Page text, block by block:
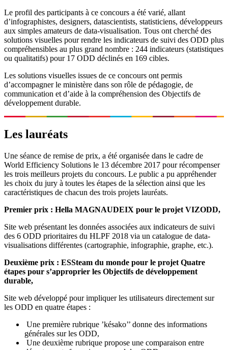
Le profil des participants à ce concours a été varié, allant
d’infographistes, designers, datascientists, statisticiens, développeurs
aux simples amateurs de data-visualisation. Tous ont cherché des
solutions visuelles pour rendre les indicateurs de suivi des ODD plus
compréhensibles au plus grand nombre : 244 indicateurs (statistiques
ou qualitatifs) pour 17 ODD déclinés en 169 cibles.
Les solutions visuelles issues de ce concours ont permis
d’accompagner le ministère dans son rôle de pédagogie, de
communication et d’aide à la compréhension des Objectifs de
développement durable.
Les lauréats
Une séance de remise de prix, a été organisée dans le cadre de
World Efficiency Solutions le 13 décembre 2017 pour récompenser
les trois meilleurs projets du concours. Le public a pu appréhender
les choix du jury à toutes les étapes de la sélection ainsi que les
caractéristiques de chacun des trois projets lauréats.
Premier prix : Hella MAGNAUDEIX pour le projet VIZODD,
Site web présentant les données associées aux indicateurs de suivi
des 6 ODD prioritaires du HLPF 2018 via un catalogue de data-
visualisations différentes (cartographie, infographie, graphe, etc.).
Deuxième prix : ESSteam du monde pour le projet Quatre
étapes pour s’approprier les Objectifs de développement
durable,
Site web développé pour impliquer les utilisateurs directement sur
les ODD en quatre étapes :
Une première rubrique ’késako’’ donne des informations
générales sur les ODD,
Une deuxième rubrique propose une comparaison entre